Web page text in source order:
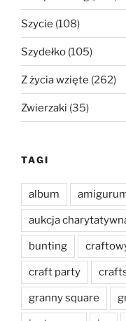
Szycie (108)
Szydełko (105)
Z życia wzięte (262)
Zwierzaki (35)
TAGI
album
aukcja
bunting
craft party
granny square